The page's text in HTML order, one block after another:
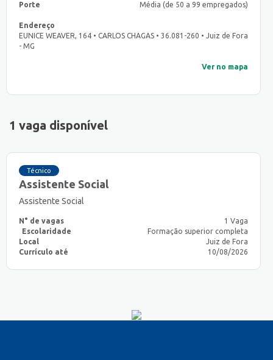
Porte Média (de 50 a 99 empregados)
Endereço
EUNICE WEAVER, 164 • CARLOS CHAGAS • 36.081-260 • Juiz de Fora
- MG
Ver no mapa
1 vaga disponível
Técnico
Assistente Social
Assistente Social
N° de vagas
1 Vaga
Escolaridade
Formação superior completa
Local
Juiz de Fora
Currículo até
10/08/2026